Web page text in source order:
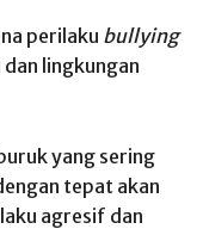
perilaku bullying
lingkungan
yang sering
tepat akan
agresif dan